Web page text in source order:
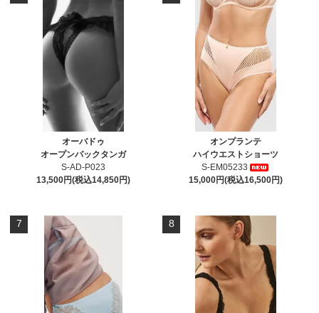
オーバドゥ
オープンバックタンガ
S-AD-P023
13,500円(税込14,850円)
オンプランテ
ハイウエストショーツ
S-EM05233
15,000円(税込16,500円)
7 8